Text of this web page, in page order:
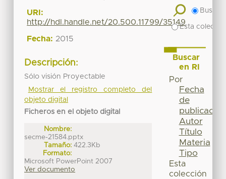
URI:
http://hdl.handle.net/20.500.11799/35149
Fecha: 2015
Descripción:
Sólo visión Proyectable
Mostrar el registro completo del
objeto digital
Ficheros en el objeto digital
Nombre:
secme-21584.pptx
Tamaño: 422.3Kb
Formato:
Microsoft PowerPoint 2007
Ver documento
Buscar
Esta
Buscar
en RI
Por
Fecha
de
publicación
Autor
Título
Materia
Tipo
Esta
colección